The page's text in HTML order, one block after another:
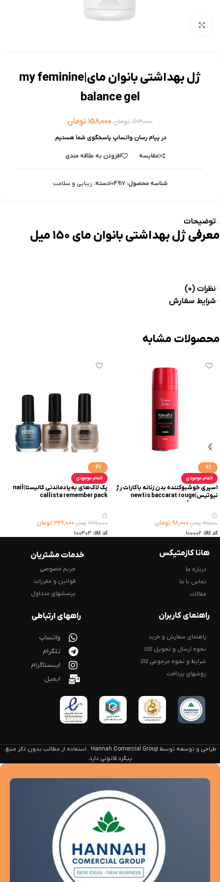
بزرگنمایی تصویر
ژل بهداشتی بانوان مای|my feminine
balance gel
۱۶۳,۰۰۰ تومان ۱۵۸,۰۰۰ تومان
در پیام رسان واتساپ پاسخگوی شما هستیم.
مقایسه افزودن به علاقه مندی
شناسه محصول:104917دسته: زیبایی و سلامت
توضیحات
معرفی ژل بهداشتی بانوان مای 150 میل
نظرات (0)
شرایط سفارش
محصولات مشابه
-2%
اتمام موجودی
اسپری خوشبوکننده بدن زنانه باکارات رژ
نیوتیس|newtis baccarat rouge
perfume spray
۹۹,۵۰۰ تومان ۹۸,۰۰۰ تومان
کد کالا: 100002
-4%
اتمام موجودی
پک لاک‌های به‌یاد‌ماندنی کالیستا|nail
callista remember pack
۳۳۹,۰۰۰ تومان ۳۲۶,۰۰۰ تومان
کد کالا: 100303
هانا کازمتیکس
درباره ما
تماس با ما
مقالات
خدمات مشتریان
حریم خصوصی
قوانین و مقررات
پرسشهای متداول
راهنمای کاربران
راهنمای سفارش و خرید
نحوه ارسال و تحویل کالا
شرایط و نحوه مرجوعی کالا
روشهای پرداخت
راههای ارتباطی
واتساپ
تلگرام
اینستاگرام
ایمیل
طراحی و توسعه توسط Hannah Comercial Group . استفاده از مطالب بدون ذکر منبع،
پیگرد قانونی دارد.